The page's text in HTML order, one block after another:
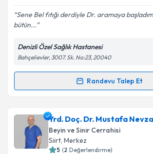
Kişisel verilerimin işlenmesine ilişkin
Metni'ni okudum ve kişisel
kapsamda işlenmesini kabul
Sene Bel fıtığı derdiyle Dr. aramaya
bütün...
Denizli Özel Sağlık Hastanesi
Bahçelievler, 3007. Sk. No:23, 20040
Randevu Talep Et
Randevu Takvimi Talebi
Op. Dr. O. Saffet Erkiçin randevu
oluşturun. Size bu uzmandan randevu
takvim hazırlandığında e-posta ile
Yrd. Doç. Dr. Mustafa
Beyin ve Sinir Cerrahisi
Siirt, Merkez
5 (2 Değerlendirme)